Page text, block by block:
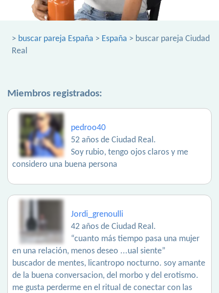
> buscar pareja España > España > buscar pareja Ciudad
Real
Miembros registrados:
pedroo40
52 años de Ciudad Real.
Soy rubio, tengo ojos claros y me
considero una buena persona
Jordi_grenoulli
42 años de Ciudad Real.
“cuanto más tiempo pasa una mujer
en una relación, menos deseo ...ual siente”
buscador de mentes, licantropo nocturno. soy amante
de la buena conversacion, del morbo y del erotismo.
me gusta perderme en el ritual de conectar con las